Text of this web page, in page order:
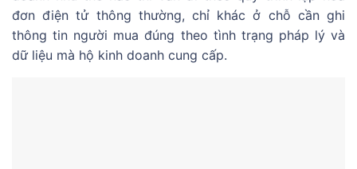
đơn điện tử thông thường, chỉ khác ở chỗ cần ghi
thông tin người mua đúng theo tình trạng pháp lý và
dữ liệu mà hộ kinh doanh cung cấp.